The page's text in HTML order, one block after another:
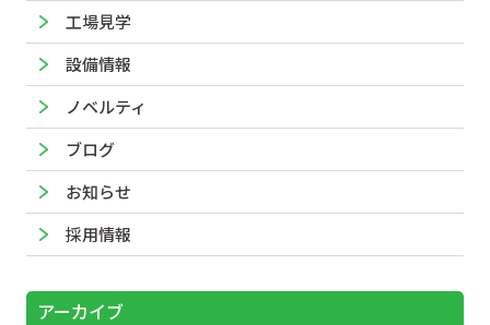
工場見学
設備情報
ノベルティ
ブログ
お知らせ
採用情報
アーカイブ